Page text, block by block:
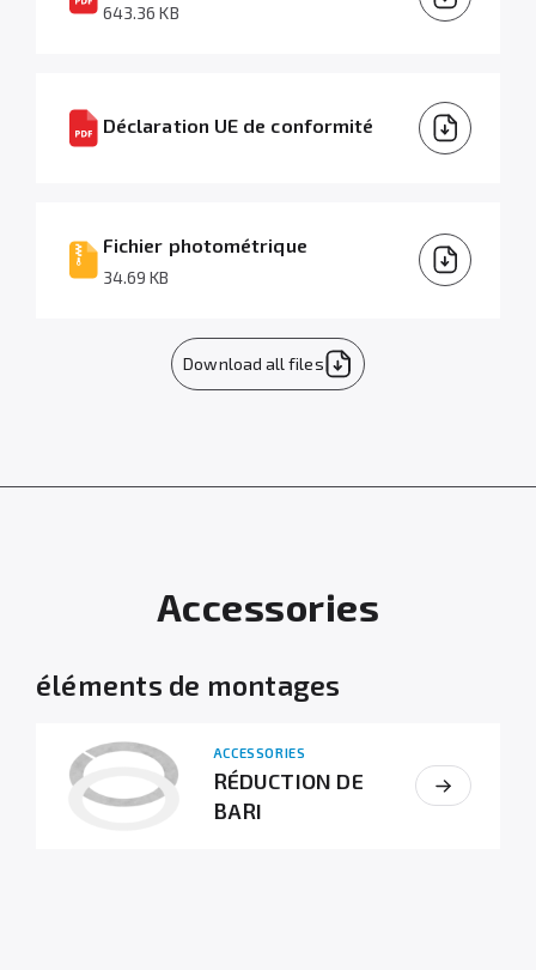
643.36 KB
Déclaration UE de conformité
Fichier photométrique
34.69 KB
Download all files
Accessories
éléments de montages
ACCESSORIES
RÉDUCTION DE
BARI